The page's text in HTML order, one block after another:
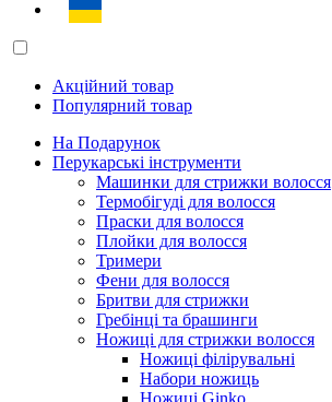
Акційний товар
Популярний товар
На Подарунок
Перукарські інструменти
Машинки для стрижки волосся
Термобігуді для волосся
Праски для волосся
Плойки для волосся
Тримери
Фени для волосся
Бритви для стрижки
Гребінці та брашинги
Ножиці для стрижки волосся
Ножиці філірувальні
Набори ножиць
Ножиці Ginko